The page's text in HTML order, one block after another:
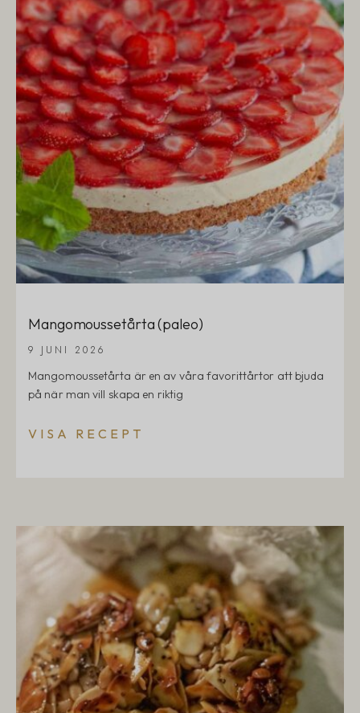
Mangomoussetårta (paleo)
9 JUNI 2026
Mangomoussetårta är en av våra favorittårtor att bjuda
på när man vill skapa en riktig
VISA RECEPT